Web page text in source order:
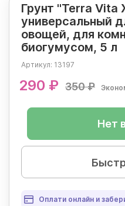
Грунт "Terra
универсальный
овощей, для
биогумусом, 5 л
Артикул: 13197
290 ₽ 350 ₽
Нет
Оплати онлайн и